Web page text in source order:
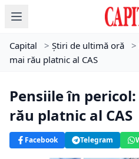
Capital > Știri de ultimă oră >
mai rău platnic al CAS
Pensiile în
rău platnic al CAS
Facebook Telegram